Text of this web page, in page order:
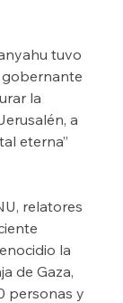
tuvo
gobernante
la
a
eterna”
relatores
la
de Gaza,
personas y